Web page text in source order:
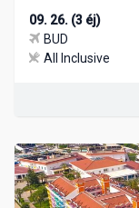
09. 26. (3 éj)
BUD
All Inclusive